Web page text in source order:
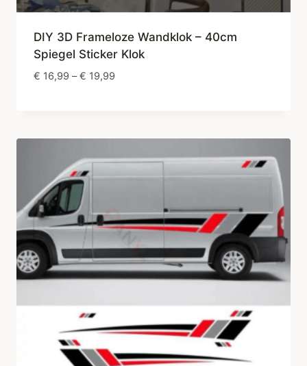
DIY 3D Frameloze Wandklok – 40cm
Spiegel Sticker Klok
€ 16,99 – € 19,99Prijsklasse: